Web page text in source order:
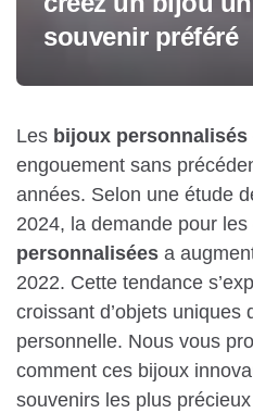
souvenir préféré
Les bijoux personnalisés
engouement sans
années. Selon une étude
2024, la demande pour les
personnalisées a
2022. Cette tendance
croissant d’objets
personnelle. Nous vous
comment ces bijoux
souvenirs les plus